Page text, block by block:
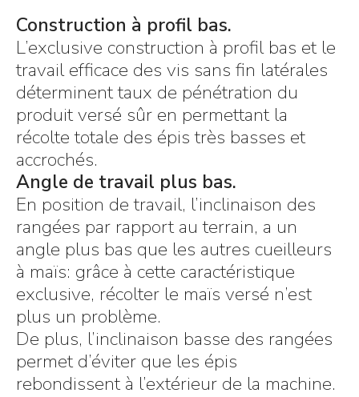
Construction à profil bas.
L’exclusive construction à profil bas et le
travail efficace des vis sans fin latérales
déterminent taux de pénétration du
produit versé sûr en permettant la
récolte totale des épis très basses et
accrochés.
Angle de travail plus bas.
En position de travail, l’inclinaison des
rangées par rapport au terrain, a un
angle plus bas que les autres cueilleurs
à maïs: grâce à cette caractéristique
exclusive, récolter le maïs versé n’est
plus un problème.
De plus, l’inclinaison basse des rangées
permet d’éviter que les épis
rebondissent à l’extérieur de la machine.